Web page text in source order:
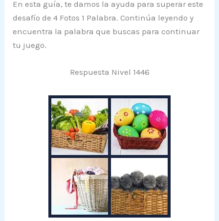
En esta guía, te damos la ayuda para superar este
desafío de 4 Fotos 1 Palabra. Continúa leyendo y
encuentra la palabra que buscas para continuar
tu juego.
Respuesta Nivel 1446